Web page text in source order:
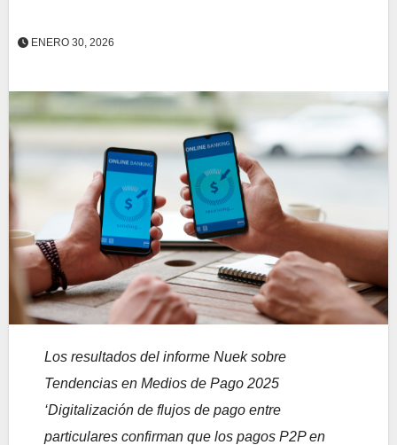
ENERO 30, 2026
Los resultados del informe Nuek sobre
Tendencias en Medios de Pago 2025
‘Digitalización de flujos de pago entre
particulares confirman que los pagos P2P en